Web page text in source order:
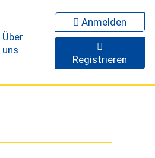
Über
uns
Anmelden
Registrieren